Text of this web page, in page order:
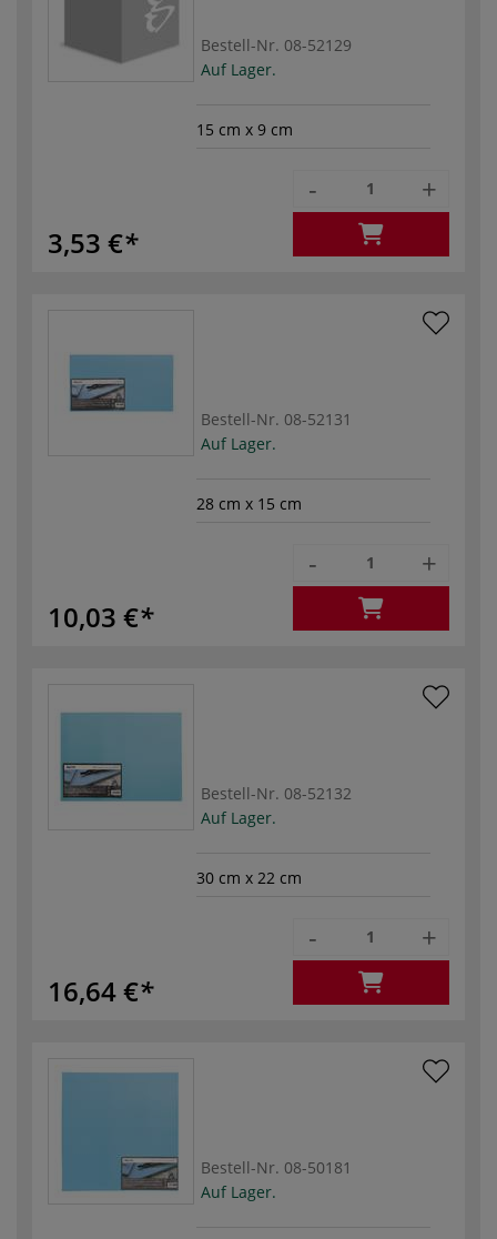
Bestell-Nr. 08-52129
Auf Lager.
15 cm x 9 cm
3,53 €
- +
Bestell-Nr. 08-52131
Auf Lager.
28 cm x 15 cm
10,03 €
- +
Bestell-Nr. 08-52132
Auf Lager.
30 cm x 22 cm
16,64 €
- +
Bestell-Nr. 08-50181
Auf Lager.